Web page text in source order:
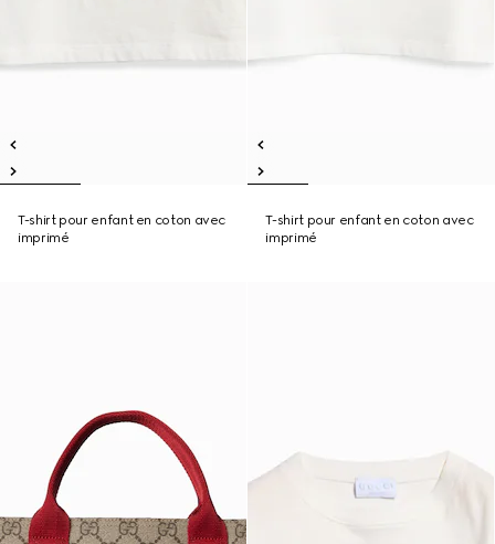
T-shirt pour enfant en coton avec
imprimé
T-shirt pour enfant en coton avec
imprimé